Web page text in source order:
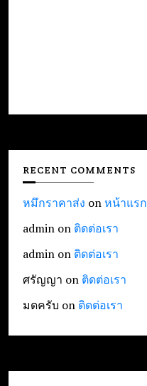
RECENT COMMENTS
หมึกราคาส่ง onหน้าแรก
admin on ติดต่อเรา
admin on ติดต่อเรา
ศรัญญา on ติดต่อเรา
มดครับ on ติดต่อเรา